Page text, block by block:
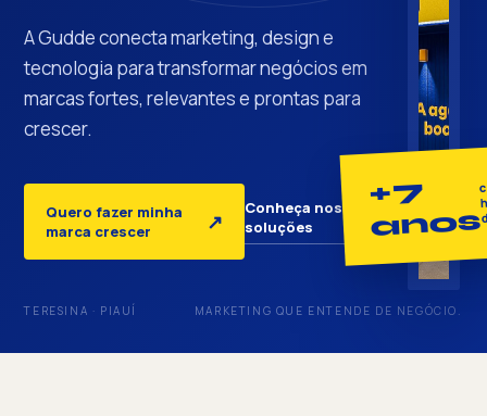
A Gudde conecta marketing, design e
tecnologia para transformar negócios em
marcas fortes, relevantes e prontas para
crescer.
Quero fazer minha
marca crescer
↗
Conheça nossas
soluções
↓
+7
anos
TERESINA · PIAUÍ MARKETING QUE ENTENDE DE NEGÓCIO.